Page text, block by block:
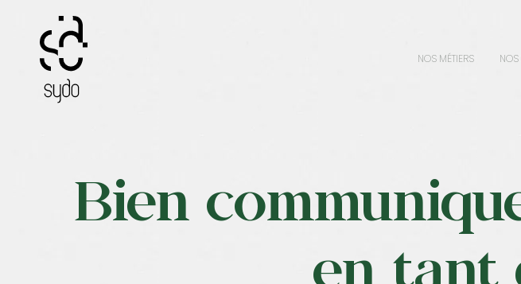
contenu
NOS MÉTIERS NOS
Bien
en tant